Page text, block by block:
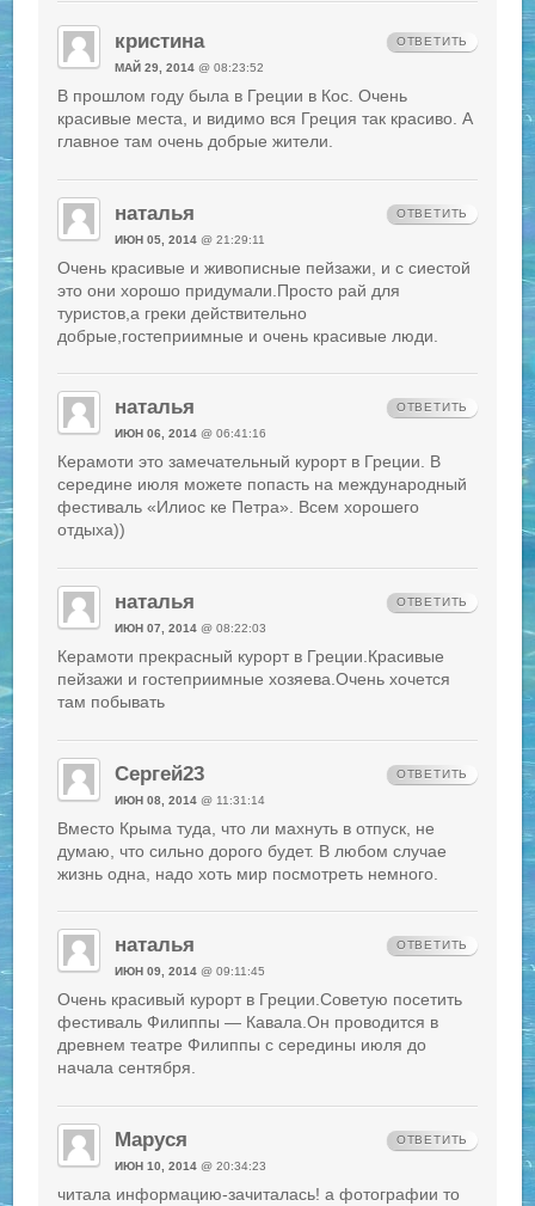
кристина
МАЙ 29, 2014@ 08:23:52
В прошлом году была в Греции в Кос. Очень
красивые места, и видимо вся Греция так красиво. А
главное там очень добрые жители.
ОТВЕТИТЬ
наталья
ИЮН 05, 2014@ 21:29:11
Очень красивые и живописные пейзажи, и с сиестой
это они хорошо придумали.Просто рай для
туристов,а греки действительно
добрые,гостеприимные и очень красивые люди.
ОТВЕТИТЬ
наталья
ИЮН 06, 2014@ 06:41:16
Керамоти это замечательный курорт в Греции. В
середине июля можете попасть на международный
фестиваль «Илиос ке Петра». Всем хорошего
отдыха))
ОТВЕТИТЬ
наталья
ИЮН 07, 2014@ 08:22:03
Керамоти прекрасный курорт в Греции.Красивые
пейзажи и гостеприимные хозяева.Очень хочется
там побывать
ОТВЕТИТЬ
Сергей23
ИЮН 08, 2014@ 11:31:14
Вместо Крыма туда, что ли махнуть в отпуск, не
думаю, что сильно дорого будет. В любом случае
жизнь одна, надо хоть мир посмотреть немного.
ОТВЕТИТЬ
наталья
ИЮН 09, 2014@ 09:11:45
Очень красивый курорт в Греции.Советую посетить
фестиваль Филиппы — Кавала.Он проводится в
древнем театре Филиппы с середины июля до
начала сентября.
ОТВЕТИТЬ
Маруся
ИЮН 10, 2014@ 20:34:23
читала информацию-зачиталась! а фотографии то
ОТВЕТИТЬ